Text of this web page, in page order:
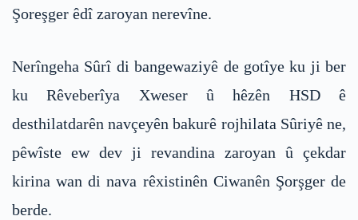
Şoreşger êdî zaroyan nerevîne.
Nerîngeha Sûrî di bangewaziyê de gotîye ku ji ber
ku Rêveberîya Xweser û hêzên HSD ê
desthilatdarên navçeyên bakurê rojhilata Sûriyê ne,
pêwîste ew dev ji revandina zaroyan û çekdar
kirina wan di nava rêxistinên Ciwanên Şorşger de
berde.